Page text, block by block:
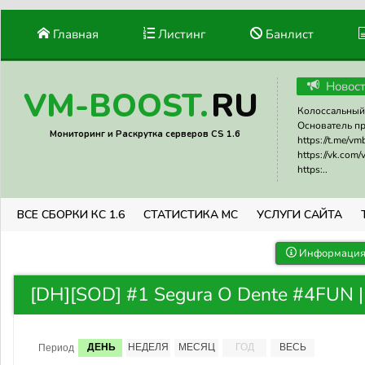
Главная Листинг Банлист
VM-BOOST.RU
Мониторинг и Раскрутка серверов CS 1.6
Основатель
https://t.me/
https://vk.com/
https:..
ВСЕ СБОРКИ КС 1.6 СТАТИСТИКА МС УСЛУГИ САЙТА
[DH][SOD] #1 Segura O Dente #4FUN
Период ДЕНЬ НЕДЕЛЯ МЕСЯЦ ГОД ВЕСЬ